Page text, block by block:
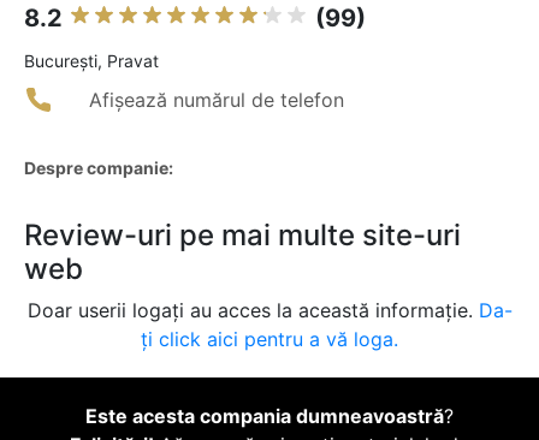
8.2 (99)
Bucureşti, Pravat
Afișează numărul de telefon
Despre companie:
Review-uri pe mai multe site-uri
web
Doar userii logați au acces la această informație. Da-
ți click aici pentru a vă loga.
Este acesta compania dumneavoastră?